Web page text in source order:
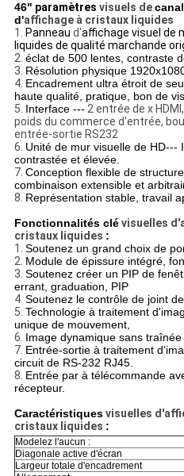
46" paramètres visuels de
d'affichage à cristaux liquides
1. Panneau d'affichage visuel de
liquides de qualité marchande
2. éclat de 500 lentes, contraste
3. Résolution physique
4. Encadrement ultra étroit de
haute qualité, pratique, bon de
5. Interface --- 2 entrée de x
poids du commerce d'entrée,
entrée-sortie RS232
6. Unité de mur visuelle de HD---
contrastée et élevée.
7. Conception flexible de
combinaison extensible et
8. Représentation stable, travail
Fonctionnalités clévisuelles
cristaux liquides :
1. Soutenez un grand choix de
2. Module de épissure intégré,
3. Soutenez créer un PIP de
errant, graduation, PIP
4. Soutenez le contrôle de joint
5. Technologie à traitement
unique de mouvement,
6. Image dynamique sans
7. Entrée-sortie à traitement
circuit de RS-232 RJ45.
8. Entrée par à télécommande
récepteur.
Caractéristiquesvisuelles
cristaux liquides :
Modelez l'aucun :
Diagonale active d'écran
Largeur totale d'encadrement